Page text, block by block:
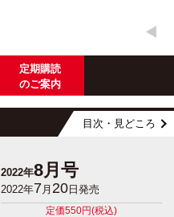
定期購読
のご案内
目次・見どころ
2022年8月号
2022年7月 20日発売
定価550円(税込)